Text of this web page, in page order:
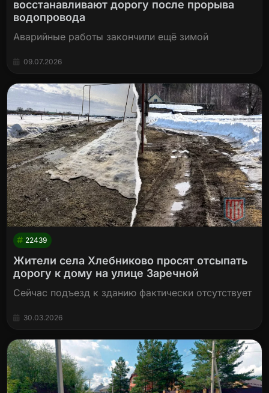
восстанавливают дорогу после прорыва
водопровода
Аварийные работы закончили ещё зимой
09.07.2026
22439
Жители села Хлебниково просят отсыпать
дорогу к дому на улице Заречной
Сейчас подъезд к зданию фактически отсутствует
30.03.2026